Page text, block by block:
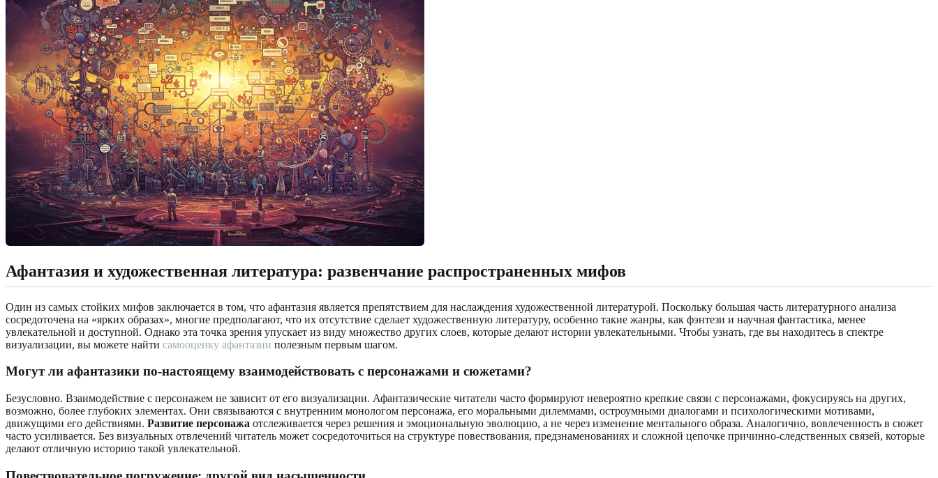
Афантазия и художественная литература: развенчание распространенных мифов
Один из самых стойких мифов заключается в том, что афантазия является препятствием для наслаждения художественной литературой. Поскольку большая часть литературного анализа
сосредоточена на «ярких образах», многие предполагают, что их отсутствие сделает художественную литературу, особенно такие жанры, как фэнтези и научная фантастика, менее
увлекательной и доступной. Однако эта точка зрения упускает из виду множество других слоев, которые делают истории увлекательными. Чтобы узнать, где вы находитесь в спектре
визуализации, вы можете найти самооценку афантазии полезным первым шагом.
Могут ли афантазики по-настоящему взаимодействовать с персонажами и сюжетами?
Безусловно. Взаимодействие с персонажем не зависит от его визуализации. Афантазические читатели часто формируют невероятно крепкие связи с персонажами, фокусируясь на других,
возможно, более глубоких элементах. Они связываются с внутренним монологом персонажа, его моральными дилеммами, остроумными диалогами и психологическими мотивами,
движущими его действиями. Развитие персонажа отслеживается через решения и эмоциональную эволюцию, а не через изменение ментального образа. Аналогично, вовлеченность в сюжет
часто усиливается. Без визуальных отвлечений читатель может сосредоточиться на структуре повествования, предзнаменованиях и сложной цепочке причинно-следственных связей, которые
делают отличную историю такой увлекательной.